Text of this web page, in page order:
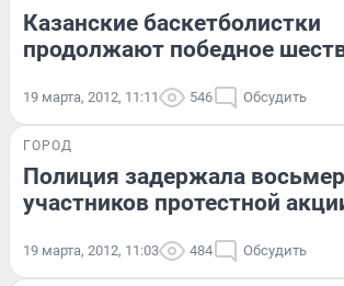
Казанские баскетболистки
продолжают победное
19 марта, 2012, 11:11 546 Обсудить
ГОРОД
Полиция задержала
участников протестной
19 марта, 2012, 11:03 484 Обсудить